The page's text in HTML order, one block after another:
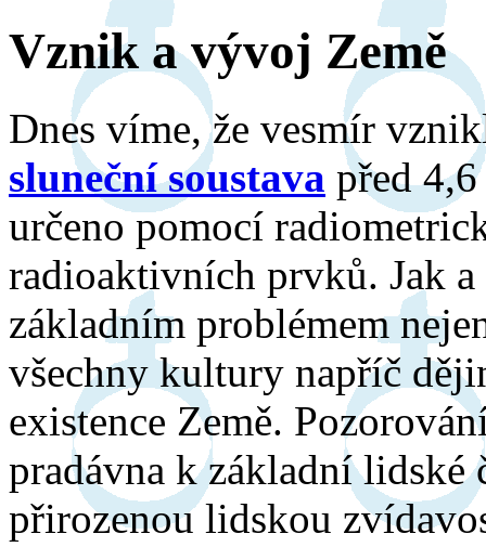
Vznik a vývoj Země
Dnes víme, že vesmír
sluneční soustava před
určeno pomocí
radioaktivních prvků. Jak
základním problémem
všechny kultury napříč
existence Země.
pradávna k základní
přirozenou lidskou